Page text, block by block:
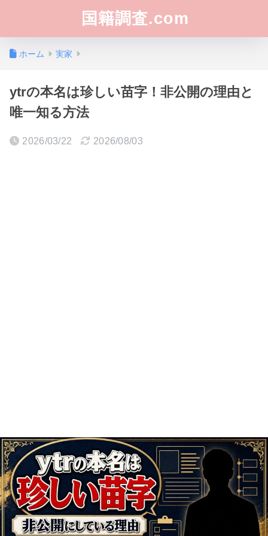
国籍調査.com
ホーム 実家
ytrの本名は珍しい苗字！非公開の理由と
唯一知る方法
2026/03/22 2026/08/03